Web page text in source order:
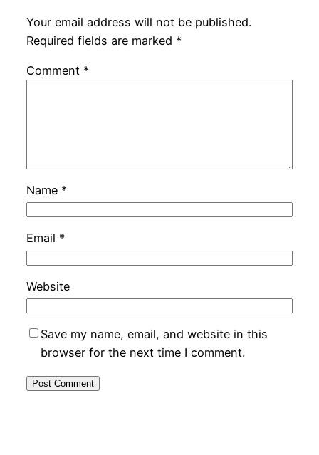
Your email address will not be published.
Required fields are marked *
Comment *
Name *
Email *
Website
Save my name, email, and website in this
browser for the next time I comment.